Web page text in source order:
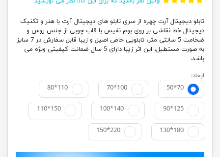
تابلو دیجیتال آرت چهره از سری تابلو های دیجیتال آرت با هنر و تکنیک
دیجیتال خط نقاشی بر روی بوم نفیس با قاب چوبی از جنس روس و
ضخامت 5 سانتی متر، تابلویی خاص اصیل و زیبا قابل سفارش در 7 سایز
به صورت مستطیل، این اثر زیبا دارای 5 سال ضمانت کیفیتی ویژه می
باشد.
ابعاد:
50*70
70*100
80*110
90*125
100*140
110*150
130*180
150*220